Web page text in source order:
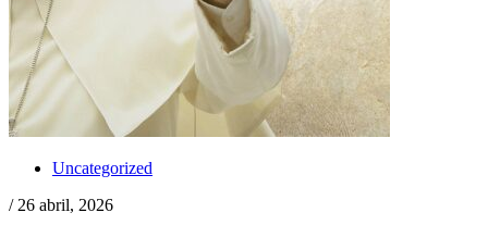
Uncategorized
/ 26 abril, 2026